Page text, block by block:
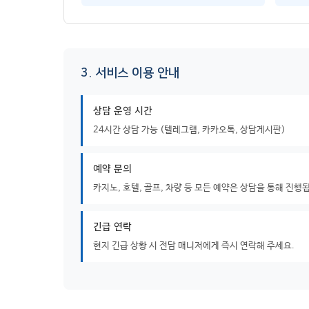
3. 서비스 이용 안내
상담 운영 시간
24시간 상담 가능 (텔레그램, 카카오톡, 상담게시판)
예약 문의
카지노, 호텔, 골프, 차량 등 모든 예약은 상담을 통해 진행
긴급 연락
현지 긴급 상황 시 전담 매니저에게 즉시 연락해 주세요.